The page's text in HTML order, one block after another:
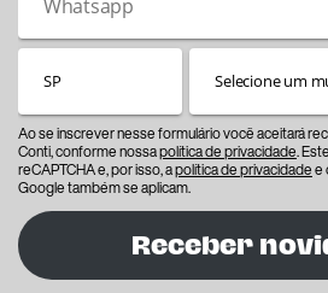
Ao se inscrever nesse formulário você aceitará
Conti, conforme nossapolítica de privacidade.
reCAPTCHA e, por isso, apolítica de privacidadee
Google também se aplicam.
Receber